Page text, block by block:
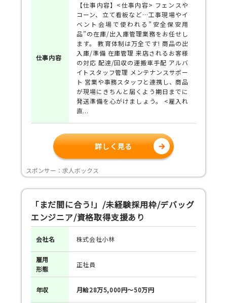
仕事内容
【仕事内容】<仕事内容> フェンスや
コーン、立て看板など…工事現場やイ
ベント会場で使われる”安全保安用
品”の在庫/出入庫管理業務をお任せし
ます。 教育体制は万全です! 商品の出
入庫/準備 在庫管理 来店されるお客様
の対応 配達/回収の運搬車手配 アルバ
イトスタッフ管理 メンテナンスサポー
ト 営業や事務スタッフと連携し、商品
が現場にきちんと届くよう期日までに
発送準備を心がけましょう。 <雇入れ
直...
詳しく見る
スポンサー：求人ボックス
「まだ間に合う!」/未経験採用枠/デバッグ
エンジニア/資格取得支援あり
会社名 株式会社小林
雇用
形態
正社員
年収 月給28万5,000円～50万円